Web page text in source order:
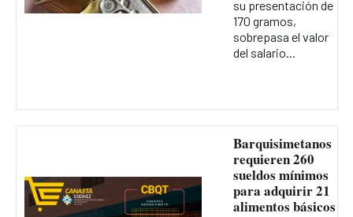
su presentación de
170 gramos,
sobrepasa el valor
del salario...
Barquisimetanos
requieren 260
sueldos mínimos
para adquirir 21
alimentos básicos